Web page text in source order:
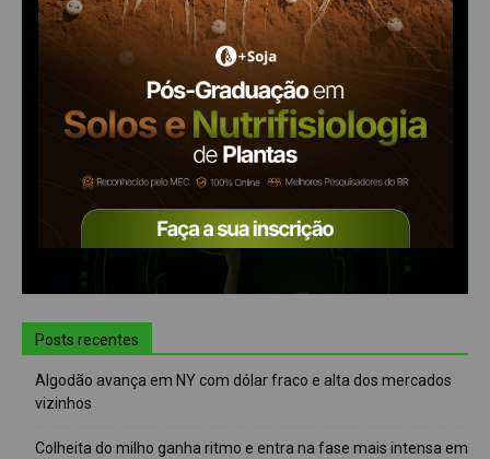
Posts recentes
Algodão avança em NY com dólar fraco e alta dos mercados
vizinhos
Colheita do milho ganha ritmo e entra na fase mais intensa em